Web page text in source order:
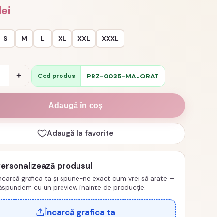
lei
S M L XL XXL XXXL
+ Cod produs PRZ-0035-MAJORAT
Adaugă în coș
Adaugă la favorite
produsul
grafica ta și spune-ne exact cum vrei să arate —
cu un preview înainte de producție.
Încarcă grafica ta